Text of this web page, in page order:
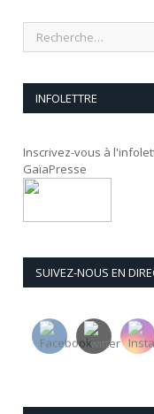
INFOLETTRE
Inscrivez-vous à
GaïaPresse
SUIVEZ-NOUS EN